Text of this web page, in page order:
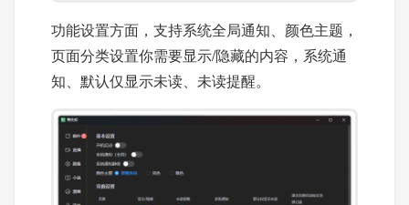
功能设置方面，支持系统全局通知、颜色主题，
页面分类设置你需要显示/隐藏的内容，系统通
知、默认仅显示未读、未读提醒。